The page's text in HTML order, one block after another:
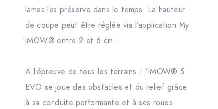
lames les préserve dans le temps. La hauteur
de coupe peut être réglée via l’application My
iMOW® entre 2 et 6 cm.
A l’épreuve de tous les terrains : l’iMOW® 5
EVO se joue des obstacles et du relief grâce
à sa conduite performante et à ses roues